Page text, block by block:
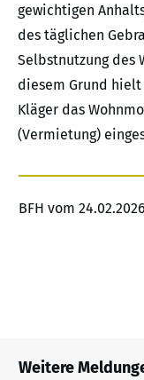
gewichtigen
des täglichen
Selbstnutzung des
diesem Grund
Kläger das
(Vermietung)
BFH vom
Weitere